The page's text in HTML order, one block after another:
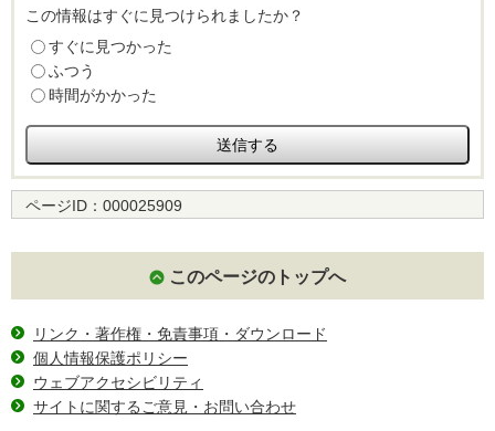
この情報はすぐに見つけられましたか？
すぐに見つかった
ふつう
時間がかかった
ページID： 000025909
このページのトップへ
リンク・著作権・免責事項・ダウンロード
個人情報保護ポリシー
ウェブアクセシビリティ
サイトに関するご意見・お問い合わせ